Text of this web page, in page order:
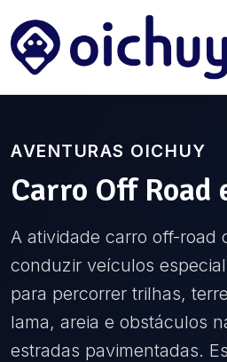
AVENTURAS OICHUY
Carro Off Road
A atividade carro off-road
conduzir veículos
para percorrer trilhas,
lama, areia e obstáculos
estradas pavimentadas.